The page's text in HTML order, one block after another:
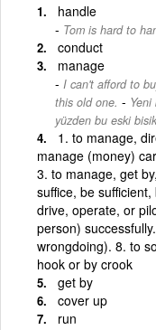
handle
Tom is hard to
conduct
manage
I can't afford to
this old one. - Yeni
yüzden bu eski
1. to manage,
manage (money)
3. to manage, get
suffice, be
drive, operate, or
person)
wrongdoing). 8. to
hook or by crook
get by
cover up
run